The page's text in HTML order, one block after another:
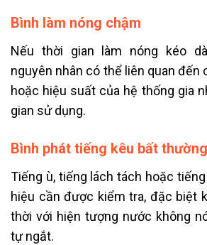
Bình làm nóng chậm
Nếu thời gian làm nóng kéo
nguyên nhân có thể liên quan đến
hoặc hiệu suất của hệ thống gia
gian sử dụng.
Bình phát tiếng kêu bất thường
Tiếng ù, tiếng lách tách hoặc
hiệu cần được kiểm tra, đặc biệt
thời với hiện tượng nước không
tự ngắt.